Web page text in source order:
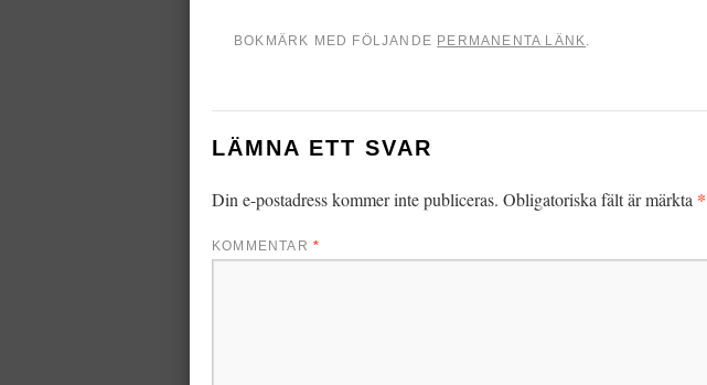
BOKMÄRK MED FÖLJANDE PERMANENTA LÄNK.
LÄMNA ETT SVAR
Din e-postadress kommer inte publiceras. Obligatoriska fält är märkta *
KOMMENTAR *